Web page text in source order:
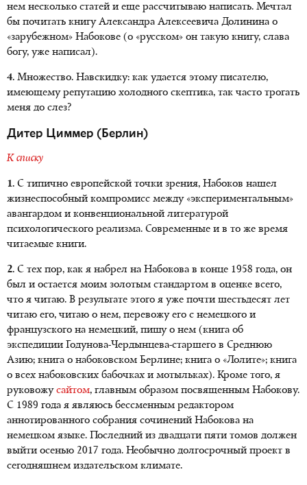
нем несколько статей и еще рассчитываю написать. Мечтал
бы почитать книгу Александра Алексеевича Долинина о
«зарубежном» Набокове (о «русском» он такую книгу, слава
богу, уже написал).
4. Множество. Навскидку: как удается этому писателю,
имеющему репутацию холодного скептика, так часто трогать
меня до слез?
Дитер Циммер (Берлин)
К списку
1. С типично европейской точки зрения, Набоков нашел
жизнеспособный компромисс между «экспериментальным»
авангардом и конвенциональной литературой
психологического реализма. Современные и в то же время
читаемые книги.
2. С тех пор, как я набрел на Набокова в конце 1958 года, он
был и остается моим золотым стандартом в оценке всего,
что я читаю. В результате этого я уже почти шестьдесят лет
читаю его, читаю о нем, перевожу его с немецкого и
французского на немецкий, пишу о нем (книга об
экспедиции Годунова-Чердынцева-старшего в Среднюю
Азию; книга о набоковском Берлине; книга о «Лолите»; книга
о всех набоковских бабочках и мотыльках). Кроме того, я
руковожу сайтом, главным образом посвященным Набокову.
С 1989 года я являюсь бессменным редактором
аннотированного собрания сочинений Набокова на
немецком языке. Последний из двадцати пяти томов должен
выйти осенью 2017 года. Необычно долгосрочный проект в
сегодняшнем издательском климате.